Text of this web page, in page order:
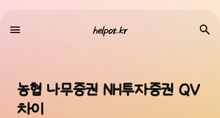
helpot.kr
농협 나무증권 NH투자증권 QV
차이